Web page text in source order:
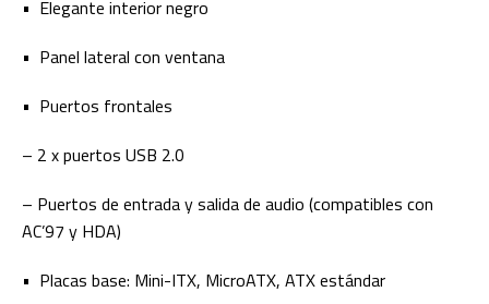
• Elegante interior negro
• Panel lateral con ventana
• Puertos frontales
– 2 x puertos USB 2.0
– Puertos de entrada y salida de audio (compatibles con
AC’97 y HDA)
• Placas base: Mini-ITX, MicroATX, ATX estándar